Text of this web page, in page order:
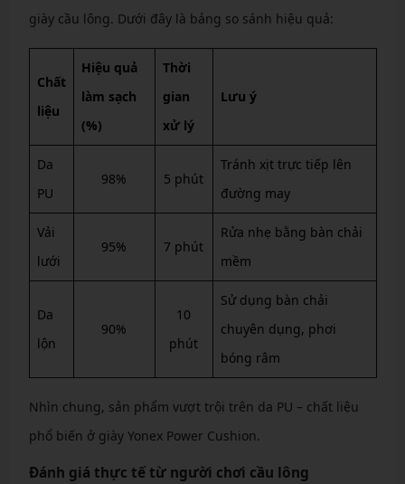
giày cầu lông. Dưới đây là bảng so sánh hiệu quả:
Chất
liệu
Hiệu quả
làm sạch
(%)
Thời
gian
xử lý
Lưu ý
Da
PU
98% 5 phút
Tránh xịt trực tiếp lên
đường may
Vải
lưới
95% 7 phút
Rửa nhẹ bằng bàn chải
mềm
Da
lộn
90%
10
phút
Sử dụng bàn chải
chuyên dụng, phơi
bóng râm
Nhìn chung, sản phẩm vượt trội trên da PU – chất liệu
phổ biến ở giày Yonex Power Cushion.
Đánh giá thực tế từ người chơi cầu lông